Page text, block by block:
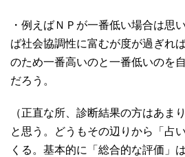
・例えばＮＰが一番低い場合は思
ば社会協調性に富むが度が過ぎれ
のため一番高いのと一番低いのを
だろう。
（正直な所、診断結果の方はあま
と思う。どうもその辺りから「占
くる。基本的に「総合的な評価」